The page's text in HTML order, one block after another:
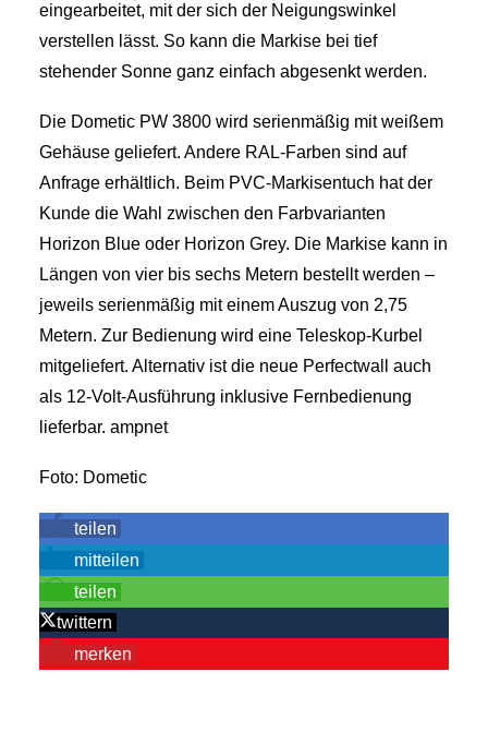
eingearbeitet, mit der sich der Neigungswinkel
verstellen lässt. So kann die Markise bei tief
stehender Sonne ganz einfach abgesenkt werden.
Die Dometic PW 3800 wird serienmäßig mit weißem
Gehäuse geliefert. Andere RAL-Farben sind auf
Anfrage erhältlich. Beim PVC-Markisentuch hat der
Kunde die Wahl zwischen den Farbvarianten
Horizon Blue oder Horizon Grey. Die Markise kann in
Längen von vier bis sechs Metern bestellt werden –
jeweils serienmäßig mit einem Auszug von 2,75
Metern. Zur Bedienung wird eine Teleskop-Kurbel
mitgeliefert. Alternativ ist die neue Perfectwall auch
als 12-Volt-Ausführung inklusive Fernbedienung
lieferbar. ampnet
Foto: Dometic
teilen
mitteilen
teilen
twittern
merken